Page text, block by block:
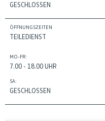
GESCHLOSSEN
ÖFFNUNGSZEITEN
TEILEDIENST
MO-FR:
7.00 - 18.00 UHR
SA:
GESCHLOSSEN